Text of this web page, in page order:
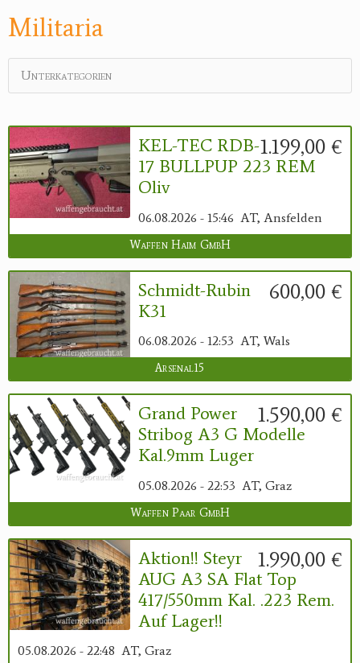
Militaria
Unterkategorien
1.199,00 €
KEL-TEC RDB-
17 BULLPUP 223 REM
Oliv
06.08.2026 - 15:46 AT, Ansfelden
Waffen Haim GmbH
600,00 €
Schmidt-Rubin
K31
06.08.2026 - 12:53 AT, Wals
Arsenal15
1.590,00 €
Grand Power
Stribog A3 G Modelle
Kal.9mm Luger
05.08.2026 - 22:53 AT, Graz
Waffen Paar GmbH
1.990,00 €
Aktion!! Steyr
AUG A3 SA Flat Top
417/550mm Kal. .223 Rem.
Auf Lager!!
05.08.2026 - 22:48 AT, Graz